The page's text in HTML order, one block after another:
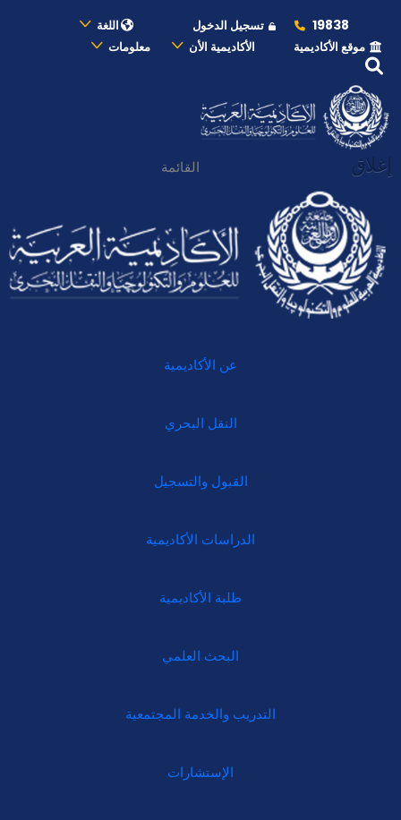
19838 تسجيل الدخول
اللغة
موقع الأكاديمية
الأكاديمية الأن معلومات
إغلاق القائمة
عن الأكاديمية
النقل البحري
القبول والتسجيل
الدراسات الأكاديمية
طلبة الأكاديمية
البحث العلمي
التدريب والخدمة المجتمعية
الإستشارات